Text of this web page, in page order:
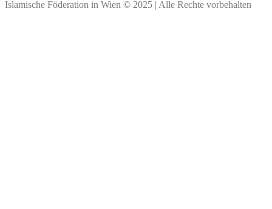
Islamische Föderation in Wien © 2025 | Alle Rechte vorbehalten